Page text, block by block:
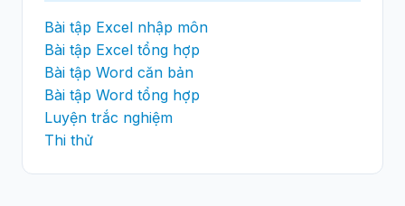
Bài tập Excel nhập môn
Bài tập Excel tổng hợp
Bài tập Word căn bản
Bài tập Word tổng hợp
Luyện trắc nghiệm
Thi thử